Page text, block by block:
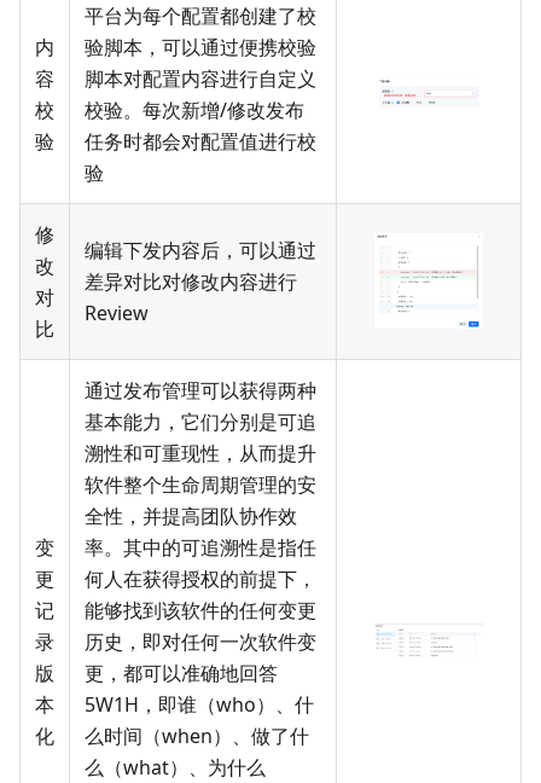
内
容
校
验
平台为每个配置都创建了校
验脚本，可以通过便携校验
脚本对配置内容进行自定义
校验。每次新增/修改发布
任务时都会对配置值进行校
验
修
改
对
比
编辑下发内容后，可以通过
差异对比对修改内容进行
Review
变
更
记
录
版
本
化
通过发布管理可以获得两种
基本能力，它们分别是可追
溯性和可重现性，从而提升
软件整个生命周期管理的安
全性，并提高团队协作效
率。其中的可追溯性是指任
何人在获得授权的前提下，
能够找到该软件的任何变更
历史，即对任何一次软件变
更，都可以准确地回答
5W1H，即谁（who）、什
么时间（when）、做了什
么（what）、为什么